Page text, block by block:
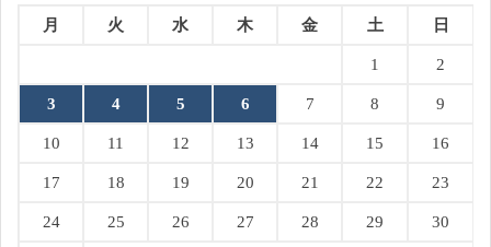
月 火 水 木 金 土 日
1 2
3 4 5 6 7 8 9
10 11 12 13 14 15 16
17 18 19 20 21 22 23
24 25 26 27 28 29 30